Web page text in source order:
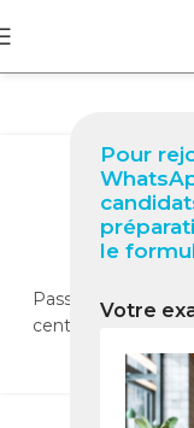
Pour
le
Votre
TCF
Passez le TCF
centres agréés,